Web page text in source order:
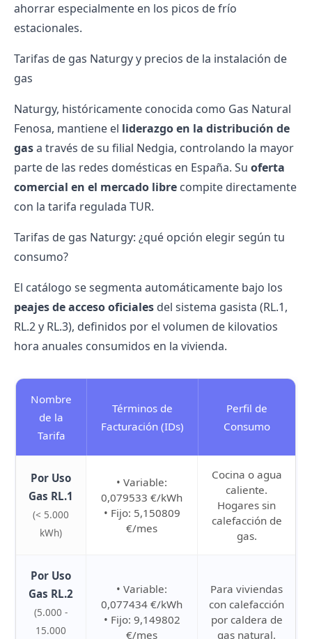
ahorrar especialmente en los picos de frío
estacionales.
Tarifas de gas Naturgy y precios de la instalación de
gas
Naturgy, históricamente conocida como Gas Natural
Fenosa, mantiene el liderazgo en la distribución de
gasa través de su filial Nedgia, controlando la mayor
parte de las redes domésticas en España. Su oferta
comercial en el mercado libre compite directamente
con la tarifa regulada TUR.
Tarifas de gas Naturgy: ¿qué opción elegir según tu
consumo?
El catálogo se segmenta automáticamente bajo los
peajes de acceso oficiales del sistema gasista (RL.1,
RL.2 y RL.3), definidos por el volumen de kilovatios
hora anuales consumidos en la vivienda.
Nombre
de la
Tarifa
Términos de
Facturación (IDs)
Perfil de
Consumo
Por Uso
Gas RL.1
(< 5.000
kWh)
• Variable:
0,079533 €/kWh
• Fijo: 5,150809
€/mes
Cocina o agua
caliente.
Hogares sin
calefacción de
gas.
Por Uso
Gas RL.2
(5.000 -
15.000
• Variable:
0,077434 €/kWh
• Fijo: 9,149802
€/mes
Para viviendas
con calefacción
por caldera de
gas natural.